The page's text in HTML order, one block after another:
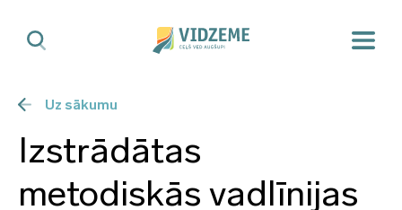
Uz sākumu
Izstrādātas
metodiskās vadlīnijas